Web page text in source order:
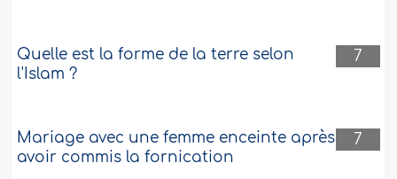
7
Quelle est la forme de la terre selon
l'Islam ?
7
Mariage avec une femme enceinte après
avoir commis la fornication